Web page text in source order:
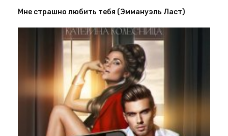
Мне страшно любить тебя (Эммануэль Ласт)